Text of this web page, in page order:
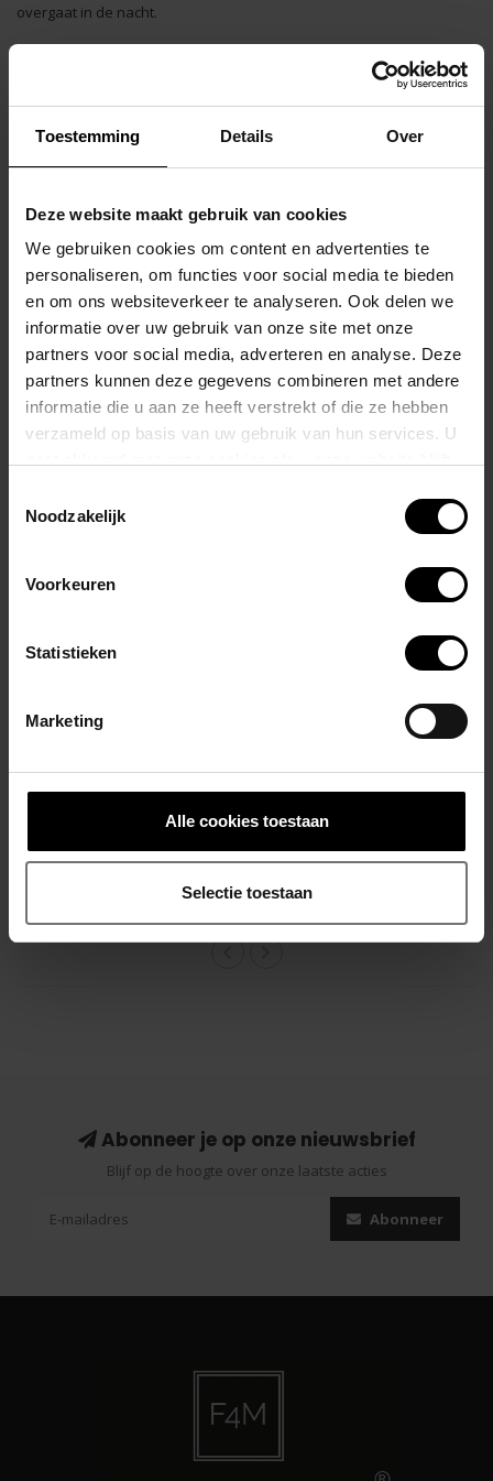
Toestemming Details Over
Deze website maakt gebruik van cookies
We gebruiken cookies om content en advertenties te
personaliseren, om functies voor social media te bieden
en om ons websiteverkeer te analyseren. Ook delen we
informatie over uw gebruik van onze site met onze
partners voor social media, adverteren en analyse. Deze
partners kunnen deze gegevens combineren met andere
informatie die u aan ze heeft verstrekt of die ze hebben
verzameld op basis van uw gebruik van hun services. U
Noodzakelijk
Voorkeuren
Statistieken
Marketing
Alle cookies toestaan
Selectie toestaan
overgaat in de nacht.
Een strakke, tijdloze look gecombineerd met natuurlijk
zelfvertrouwen — zonder ooit geforceerd aan te voelen.
Dit klassieke slipmodel sluit mooi aan op het lichaam en benadrukt
De zachte microvezel voelt soepel aan op de huid en biedt optimale
bewegingsvrijheid, of je nu baantjes trekt of relaxt aan het water ligt.
Het subtiele kleurverloop van diepblauw naar turkoois weerspiegelt
de rust en kracht van de oceaan. Afgewerkt met het iconische PUMP!
logo op de achterkant voor een herkenbare, stijlvolle touch.
Tijdloos badpak in slipmodel
UPF 50 zonbescherming
80% polyester – 20% elastaan
De Tide Swim Brief is ontworpen voor mannen die houden van
Gerelateerde producten
Abonneer je op onze nieuwsbrief
Blijf op de hoogte over onze laatste acties
Abonneer